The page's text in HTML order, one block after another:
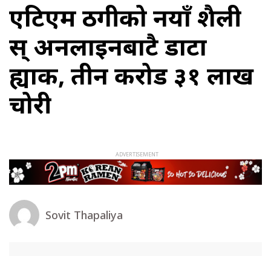
एटिएम ठगीको नयाँ शैली
स् अनलाइनबाटै डाटा
ह्याक, तीन करोड ३१ लाख
चोरी
Sovit Thapaliya